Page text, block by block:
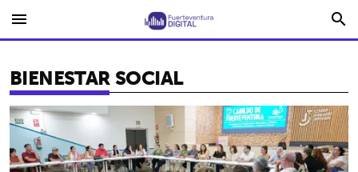
menu search
BIENESTAR SOCIAL